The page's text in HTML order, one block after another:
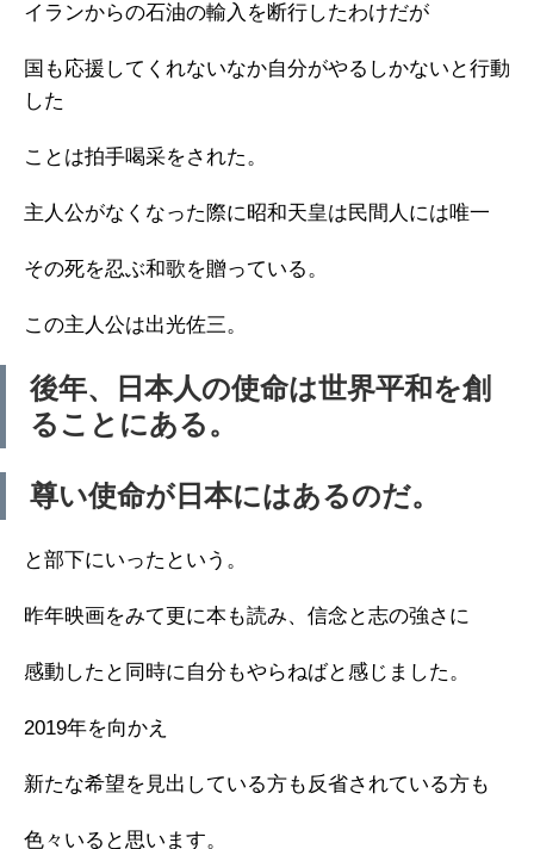
イランからの石油の輸入を断行したわけだが
国も応援してくれないなか自分がやるしかないと行動
した
ことは拍手喝采をされた。
主人公がなくなった際に昭和天皇は民間人には唯一
その死を忍ぶ和歌を贈っている。
この主人公は出光佐三。
後年、日本人の使命は世界平和を創
ることにある。
尊い使命が日本にはあるのだ。
と部下にいったという。
昨年映画をみて更に本も読み、信念と志の強さに
感動したと同時に自分もやらねばと感じました。
2019年を向かえ
新たな希望を見出している方も反省されている方も
色々いると思います。